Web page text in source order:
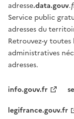
adresse.data.gouv
Service public
adresses du
Retrouvez-y
administratives
adresses.
info.gouv.fr
legifrance.gouv.fr